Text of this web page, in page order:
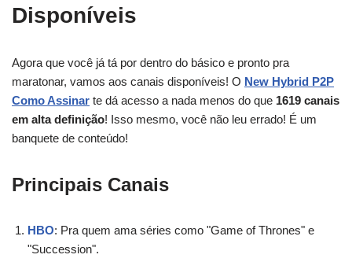
Disponíveis
Agora que você já tá por dentro do básico e pronto pra
maratonar, vamos aos canais disponíveis! O New Hybrid P2P
Como Assinar te dá acesso a nada menos do que 1619 canais
em alta definição! Isso mesmo, você não leu errado! É um
banquete de conteúdo!
Principais Canais
HBO: Pra quem ama séries como "Game of Thrones" e
"Succession".